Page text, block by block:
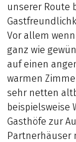
unserer Route
Vor allem
ganz wie
auf einen
warmen
sehr netten
beispielsweise
Gasthöfe zur
Partnerhäuser